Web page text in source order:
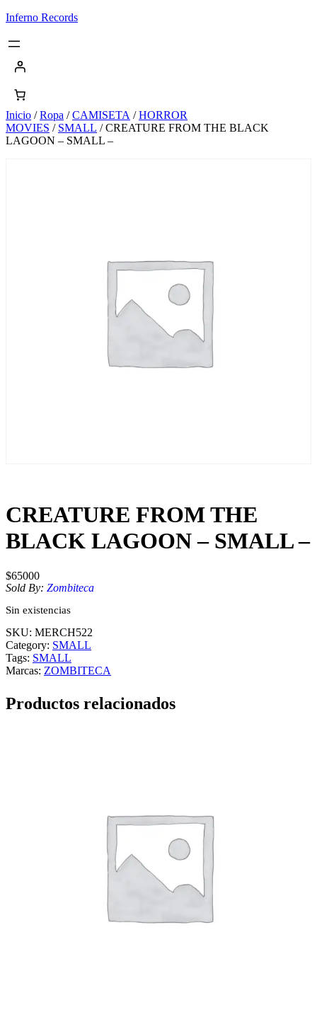
Saltar
contenido
Inferno Records
Inicio /Ropa /CAMISETA /HORROR
MOVIES / SMALL / CREATURE FROM THE BLACK
LAGOON – SMALL –
CREATURE FROM THE
BLACK LAGOON – SMALL –
$65000
Sold By: Zombiteca
Sin existencias
SKU: MERCH522
Category: SMALL
Tags: SMALL
Marcas: ZOMBITECA
Productos relacionados